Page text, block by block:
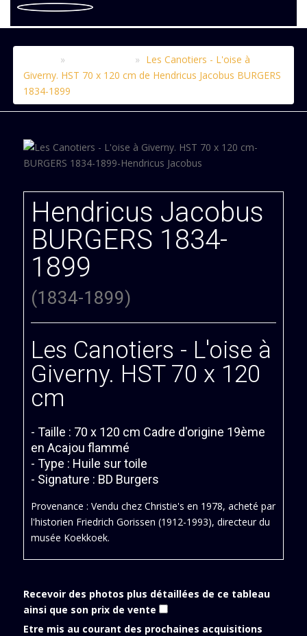
X
Les Canotiers - L'oise à
Giverny. HST 70 x 120 cm de Hendricus Jacobus BURGERS
1834-1899
Hendricus Jacobus
BURGERS 1834-
1899
(1834-1899)
Les Canotiers - L'oise à
Giverny. HST 70 x 120
cm
- Taille : 70 x 120 cm Cadre d'origine 19ème
en Acajou flammé
- Type : Huile sur toile
- Signature : BD Burgers
Provenance : Vendu chez Christie's en 1978, acheté par
l'historien Friedrich Gorissen (1912-1993), directeur du
musée Koekkoek.
Recevoir des photos plus détaillées de ce tableau
ainsi que son prix de vente
Etre mis au courant des prochaines acquisitions